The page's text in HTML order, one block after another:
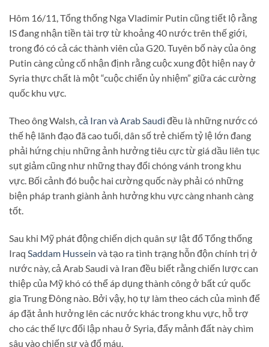
Hôm 16/11, Tổng thống Nga Vladimir Putin cũng tiết lộ rằng
IS đang nhận tiền tài trợ từ khoảng 40 nước trên thế giới,
trong đó có cả các thành viên của G20. Tuyên bố này của ông
Putin càng củng cố nhận định rằng cuộc xung đột hiện nay ở
Syria thực chất là một “cuộc chiến ủy nhiệm” giữa các cường
quốc khu vực.
Theo ông Walsh, cả Iran và Arab Saudi đều là những nước có
thế hệ lãnh đạo đã cao tuổi, dân số trẻ chiếm tỷ lệ lớn đang
phải hứng chịu những ảnh hưởng tiêu cực từ giá dầu liên tục
sụt giảm cũng như những thay đổi chóng vánh trong khu
vực. Bối cảnh đó buộc hai cường quốc này phải có những
biện pháp tranh giành ảnh hưởng khu vực càng nhanh càng
tốt.
Sau khi Mỹ phát động chiến dịch quân sự lật đổ Tổng thống
Iraq Saddam Hussein và tạo ra tình trạng hỗn độn chính trị ở
nước này, cả Arab Saudi và Iran đều biết rằng chiến lược can
thiệp của Mỹ khó có thể áp dụng thành công ở bất cứ quốc
gia Trung Đông nào. Bởi vậy, họ tự làm theo cách của mình để
áp đặt ảnh hưởng lên các nước khác trong khu vực, hỗ trợ
cho các thế lực đối lập nhau ở Syria, đẩy mảnh đất này chìm
sâu vào chiến sự và đổ máu.